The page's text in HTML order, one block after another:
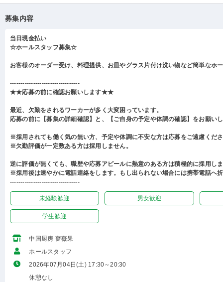
募集内容
当日現金払い
☆ホールスタッフ募集☆
お客様のオーダー受け、料理提供、お皿やグラス片付け洗い物など簡単なホ
---------------------------------
★★応募の前に確認お願いします★★
最近、欠勤をされるワーカーが多く大変困っています。
応募の前に【募集の詳細確認】と、【ご自身の予定や体調の確認】をお願い
※採用されても働く気の無い方、予定や体調に不安な方は応募をご遠慮くだ
※欠勤評価が一定数ある方は採用しません。
逆に評価が無くても、職歴や応募アピールに熱意のある方は積極的に採用し
※採用後は速やかに電話連絡をします。もし出られない場合には携帯電話へ
---------------------------------
未経験歓迎 男女歓迎
学生歓迎
中国厨房 薔薇果
ホールスタッフ
2026年07月04日(土) 17:30～20:30
休憩なし